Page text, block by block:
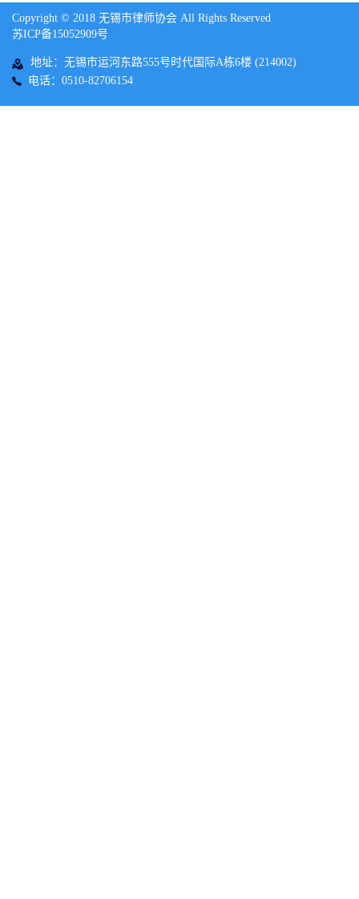
Copyright © 2018 无锡市律师协会 All Rights Reserved
苏ICP备15052909号
地址：无锡市运河东路555号时代国际A栋6楼 (214002)
电话：0510-82706154